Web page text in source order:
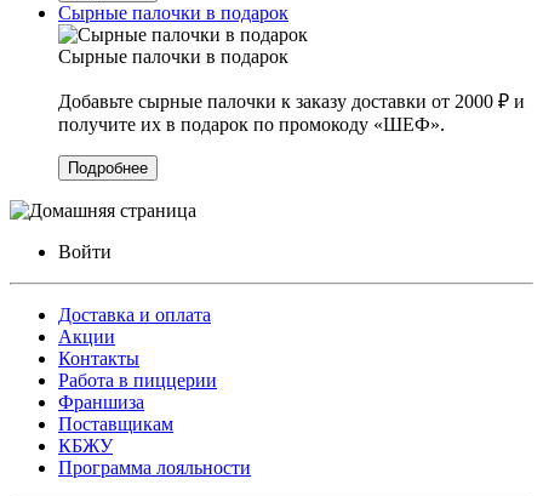
Сырные палочки в подарок
Сырные палочки в подарок
Добавьте сырные палочки к заказу доставки от 2000 ₽ и
получите их в подарок по промокоду «ШЕФ».
Подробнее
Войти
Доставка и оплата
Акции
Контакты
Работа в пиццерии
Франшиза
Поставщикам
КБЖУ
Программа лояльности